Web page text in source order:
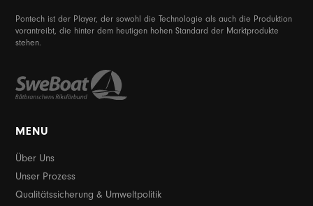
Pontech ist der Player, der sowohl die Technologie als auch die Produktion
vorantreibt, die hinter dem heutigen hohen Standard der Marktprodukte
stehen.
MENU
Über Uns
Unser Prozess
Qualitätssicherung & Umweltpolitik